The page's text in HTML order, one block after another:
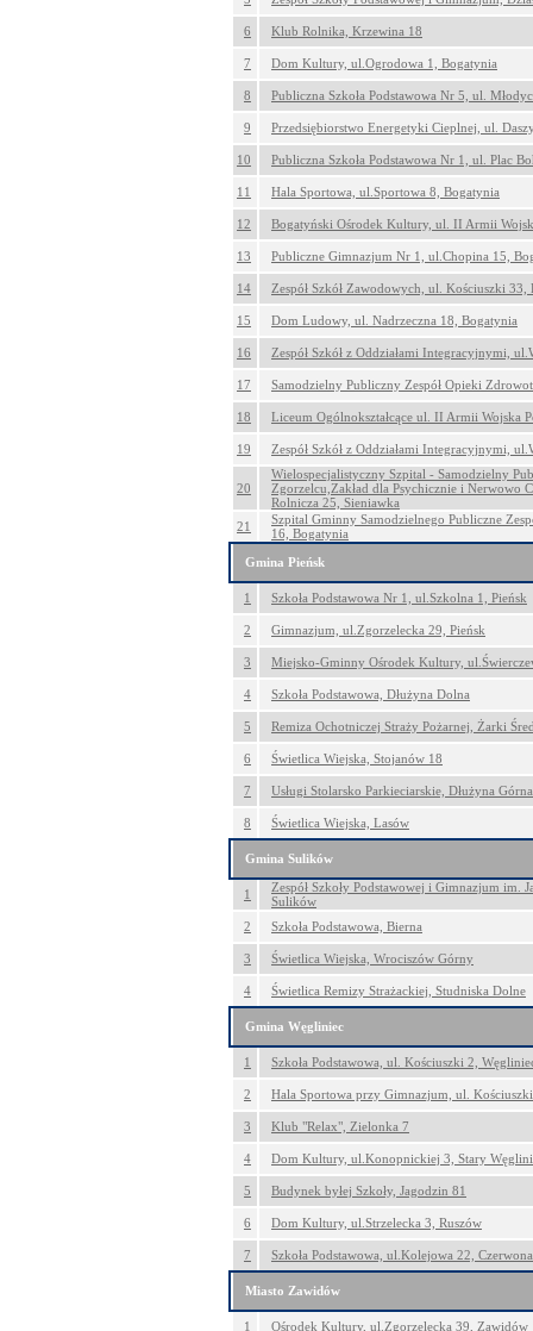
6 Klub Rolnika, Krzewina 18
7 Dom Kultury, ul.Ogrodowa 1, Bogatynia
8 Publiczna Szkoła Podstawowa Nr 5, ul.
9 Przedsiębiorstwo Energetyki Cieplnej, ul.
10 Publiczna Szkoła Podstawowa Nr 1, ul. Plac
11 Hala Sportowa, ul.Sportowa 8, Bogatynia
12 Bogatyński Ośrodek Kultury, ul. II Armii
13 Publiczne Gimnazjum Nr 1, ul.Chopina 15,
14 Zespół Szkół Zawodowych, ul. Kościuszki 33,
15 Dom Ludowy, ul. Nadrzeczna 18, Bogatynia
16 Zespół Szkół z Oddziałami Integracyjnymi,
17 Samodzielny Publiczny Zespół Opieki
18 Liceum Ogólnokształcące ul. II Armii Wojska
19 Zespół Szkół z Oddziałami Integracyjnymi,
20
Wielospecjalistyczny Szpital - Samodzielny
Zgorzelcu,Zakład dla Psychicznie i
Rolnicza 25, Sieniawka
21
Szpital Gminny Samodzielnego Publiczne
16, Bogatynia
Gmina Pieńsk
1 Szkoła Podstawowa Nr 1, ul.Szkolna 1, Pieńsk
2 Gimnazjum, ul.Zgorzelecka 29, Pieńsk
3 Miejsko-Gminny Ośrodek Kultury,
4 Szkoła Podstawowa, Dłużyna Dolna
5 Remiza Ochotniczej Straży Pożarnej, Żarki
6 Świetlica Wiejska, Stojanów 18
7 Usługi Stolarsko Parkieciarskie, Dłużyna
8 Świetlica Wiejska, Lasów
Gmina Sulików
1
Zespół Szkoły Podstawowej i Gimnazjum im.
Sulików
2
Szkoła Podstawowa, Bierna
3 Świetlica Wiejska, Wrociszów Górny
4 Świetlica Remizy Strażackiej, Studniska Dolne
Gmina Węgliniec
1 Szkoła Podstawowa, ul. Kościuszki 2,
2 Hala Sportowa przy Gimnazjum, ul.
3 Klub "Relax", Zielonka 7
4 Dom Kultury, ul.Konopnickiej 3, Stary
5 Budynek byłej Szkoły, Jagodzin 81
6 Dom Kultury, ul.Strzelecka 3, Ruszów
7 Szkoła Podstawowa, ul.Kolejowa 22,
Miasto Zawidów
1 Ośrodek Kultury, ul.Zgorzelecka 39, Zawidów